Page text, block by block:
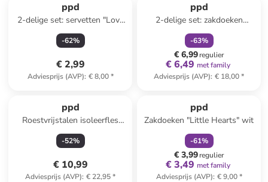
ppd
2-delige set: servetten "Love
Graphic" lichtroze - 2x 20
stuks
-62%
€ 2,99
Adviesprijs (AVP): € 8,00*
ppd
2-delige set: zakdoeken
"Lieblings Mensch" wit
-63%
€ 6,99regulier
€ 6,49 met family
Adviesprijs (AVP): € 18,00*
ppd
Roestvrijstalen isoleerfles
"Football Ornament" wit -
500 ml
-52%
€ 10,99
Adviesprijs (AVP): € 22,95*
ppd
Zakdoeken "Little Hearts" wit
-61%
€ 3,99regulier
€ 3,49 met family
Adviesprijs (AVP): € 9,00*